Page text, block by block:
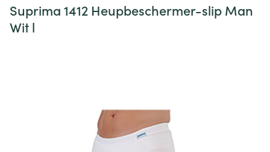
Suprima 1412 Heupbeschermer-slip Man
Wit l